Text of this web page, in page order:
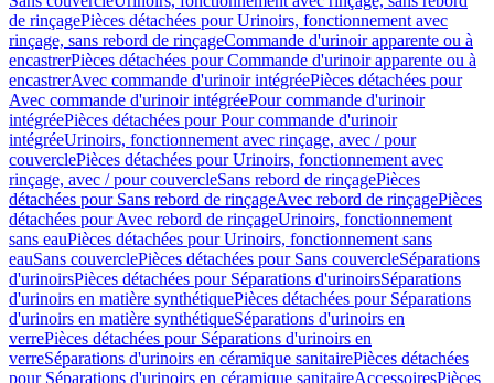
de rinçagePièces détachées pour Urinoirs, fonctionnement avec
rinçage, sans rebord de rinçageCommande d'urinoir apparente ou à
encastrerPièces détachées pour Commande d'urinoir apparente ou à
encastrerAvec commande d'urinoir intégréePièces détachées pour
Avec commande d'urinoir intégréePour commande d'urinoir
intégréePièces détachées pour Pour commande d'urinoir
intégréeUrinoirs, fonctionnement avec rinçage, avec / pour
couverclePièces détachées pour Urinoirs, fonctionnement avec
rinçage, avec / pour couvercleSans rebord de rinçagePièces
détachées pour Sans rebord de rinçageAvec rebord de rinçagePièces
détachées pour Avec rebord de rinçageUrinoirs, fonctionnement
sans eauPièces détachées pour Urinoirs, fonctionnement sans
eauSans couverclePièces détachées pour Sans couvercleSéparations
d'urinoirsPièces détachées pour Séparations d'urinoirsSéparations
d'urinoirs en matière synthétiquePièces détachées pour Séparations
d'urinoirs en matière synthétiqueSéparations d'urinoirs en
verrePièces détachées pour Séparations d'urinoirs en
verreSéparations d'urinoirs en céramique sanitairePièces détachées
pour Séparations d'urinoirs en céramique sanitaireAccessoiresPièces